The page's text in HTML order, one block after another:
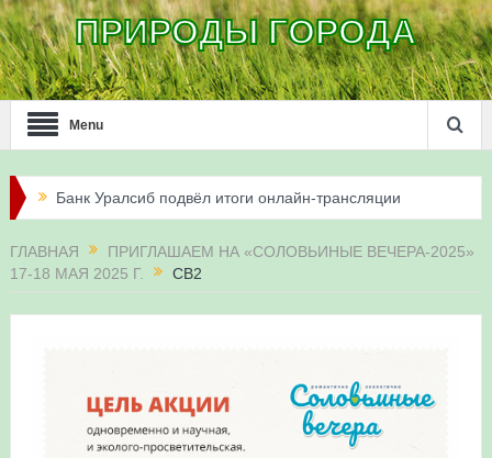
ПРИРОДЫ ГОРОДА
Menu
Банк Уралсиб подвёл итоги онлайн-трансляции
Итоги акции «Соловьиные вечера-2026» в
Итоги акции «Весенняя перекличка-2026» в
ГЛАВНАЯ
ПРИГЛАШАЕМ НА «СОЛОВЬИНЫЕ ВЕЧЕРА-2025»
17-18 МАЯ 2025 Г.
СВ2